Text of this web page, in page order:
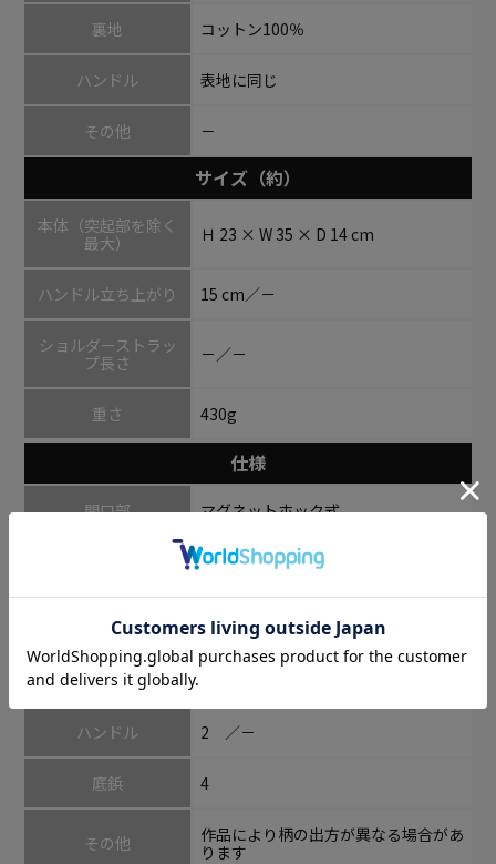
裏地 コットン100％
ハンドル 表地に同じ
その他 －
サイズ（約）
本体（突起部を除く
最大）
Ｈ 23 × W 35 × D 14 cm
ハンドル立ち上がり 15 cm／－
ショルダーストラッ
プ長さ
－／－
重さ 430g
仕様
開口部 マグネットホック式
1 ／－
内側
ポケット×2
外側
ハンドル 2 ／－
底鋲 4
その他
作品により柄の出方が異なる場合があ
ります